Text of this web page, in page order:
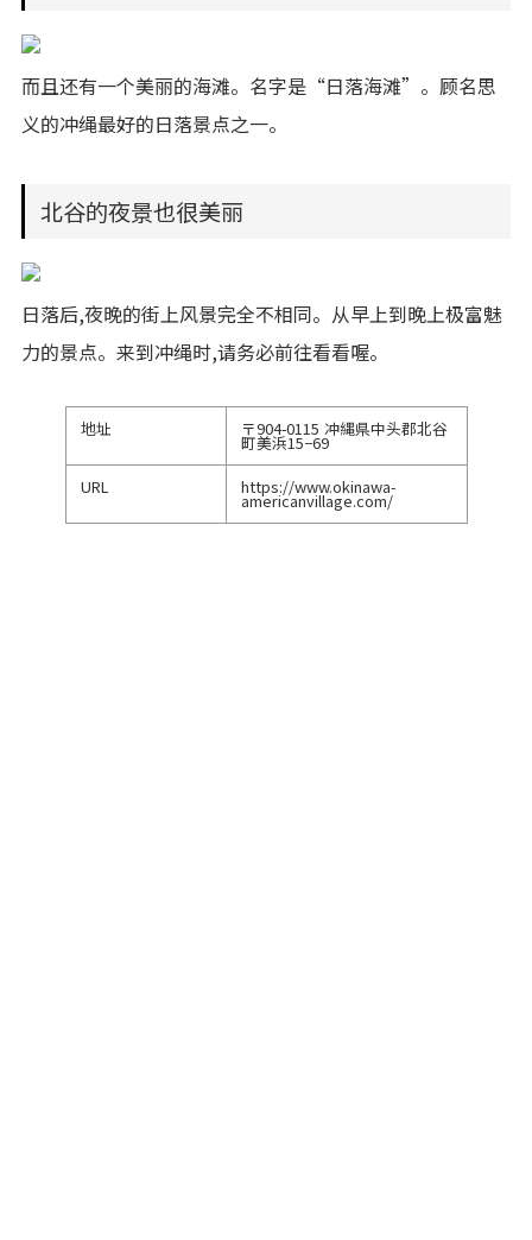
而且还有一个美丽的海滩。名字是“日落海滩”。顾名思
义的冲绳最好的日落景点之一。
北谷的夜景也很美丽
日落后,夜晚的街上风景完全不相同。从早上到晚上极富魅
力的景点。来到冲绳时,请务必前往看看喔。
地址 〒904-0115 冲縄県中头郡北谷
町美浜15−69
URL
https://www.okinawa-
americanvillage.com/